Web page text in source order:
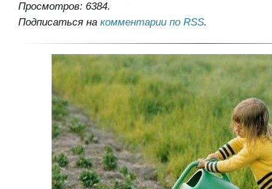
Просмотров: 6384.
Подписаться на комментарии по RSS.